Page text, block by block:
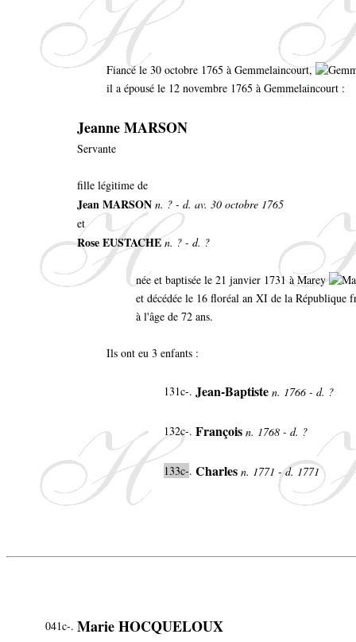
Fiancé le 30 octobre 1765 à Gemmelaincourt,
il a épousé le 12 novembre 1765 à Gemmelaincourt :
Jeanne MARSON
Servante
fille légitime de
Jean MARSON n. ? - d. av. 30 octobre 1765
et
Rose EUSTACHEn. ? - d. ?
née et baptisée le 21 janvier 1731 à Marey
et décédée le 16 floréal an XI de la République
à l'âge de 72 ans.
Ils ont eu 3 enfants :
131c-. Jean-Baptiste n. 1766 - d. ?
132c-. François n. 1768 - d. ?
133c-. Charles n. 1771 - d. 1771
041c-. Marie HOCQUELOUX